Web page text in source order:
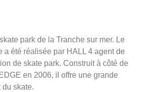
park de la Tranche sur mer. Le
a été réalisée par HALL 4 agent de
de skate park. Construit à côté de
en 2006, il offre une grande
du skate.